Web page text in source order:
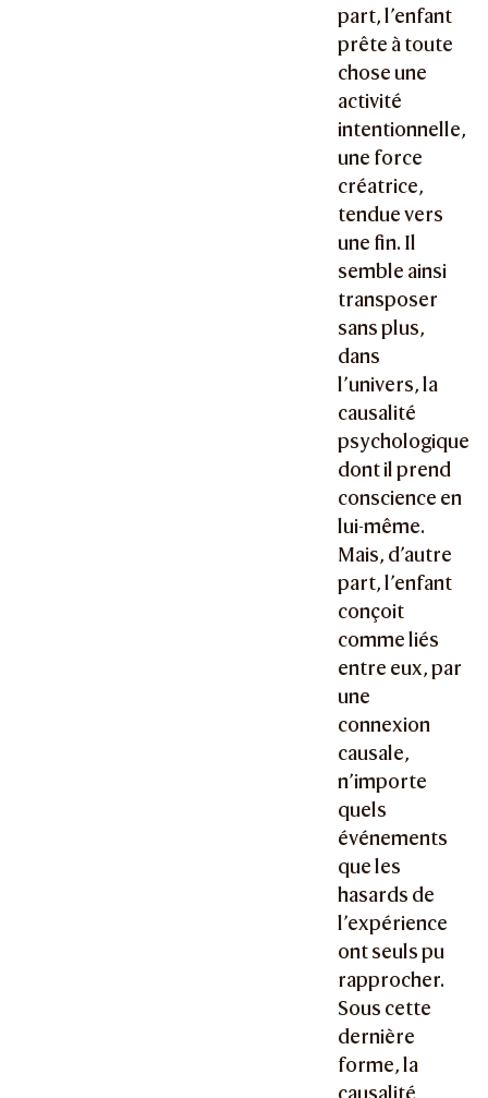
part, l’enfant
prête à toute
chose une
activité
intentionnelle,
une force
créatrice,
tendue vers
une fin. Il
semble ainsi
transposer
sans plus,
dans
l’univers, la
causalité
psychologique
dont il prend
conscience en
lui-même.
Mais, d’autre
part, l’enfant
conçoit
comme liés
entre eux, par
une
connexion
causale,
n’importe
quels
événements
que les
hasards de
l’expérience
ont seuls pu
rapprocher.
Sous cette
dernière
forme, la
causalité